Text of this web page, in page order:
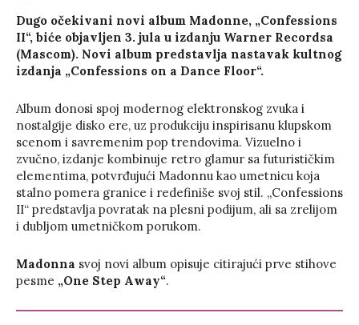
Dugo očekivani novi album Madonne, „Confessions
II“, biće objavljen 3. jula u izdanju Warner Recordsa
(Mascom). Novi album predstavlja nastavak kultnog
izdanja „Confessions on a Dance Floor“.
Album donosi spoj modernog elektronskog zvuka i
nostalgije disko ere, uz produkciju inspirisanu klupskom
scenom i savremenim pop trendovima. Vizuelno i
zvučno, izdanje kombinuje retro glamur sa futurističkim
elementima, potvrđujući Madonnu kao umetnicu koja
stalno pomera granice i redefiniše svoj stil. „Confessions
II“ predstavlja povratak na plesni podijum, ali sa zrelijom
i dubljom umetničkom porukom.
Madonna svoj novi album opisuje citirajući prve stihove
pesme „One Step Away“.